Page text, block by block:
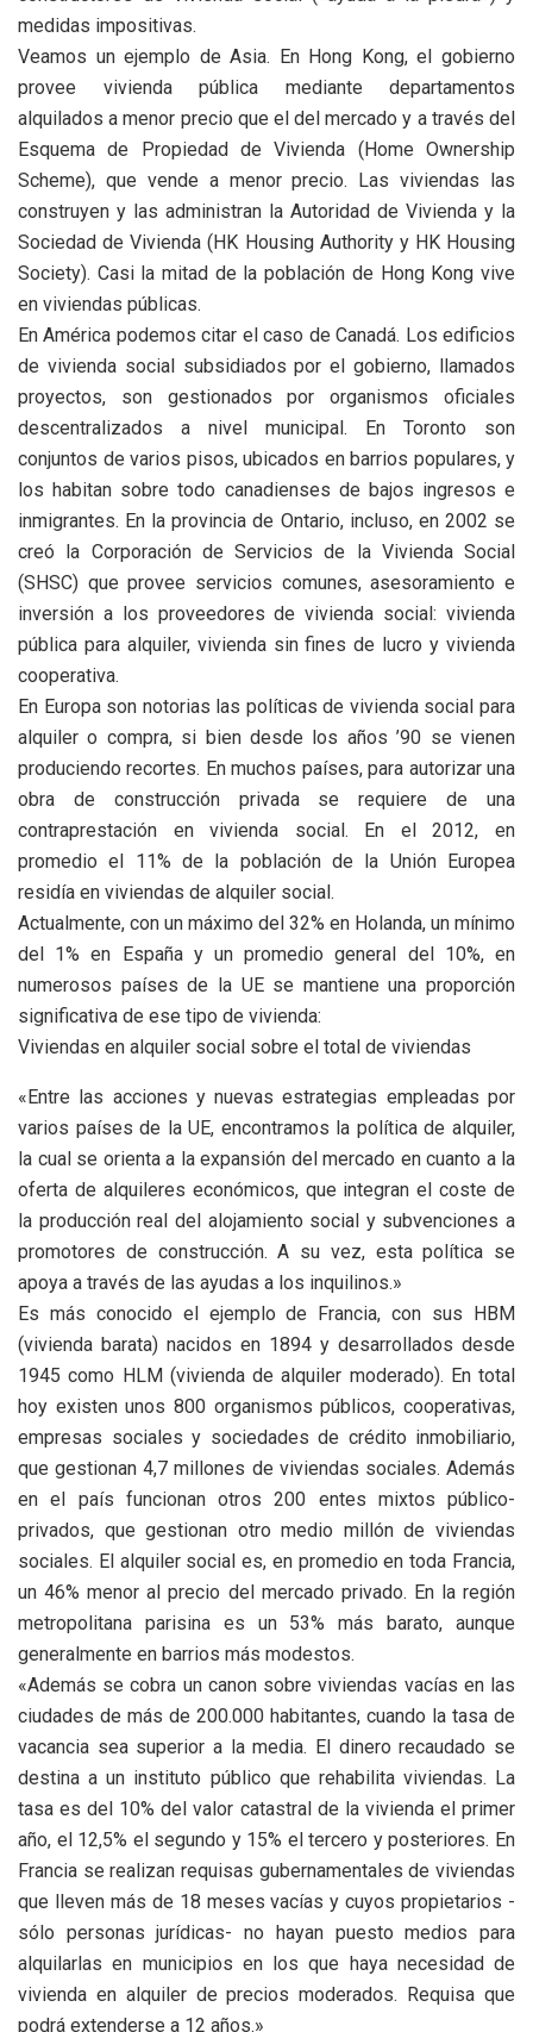
medidas impositivas.
Veamos un ejemplo de Asia. En Hong Kong, el gobierno
provee vivienda pública mediante departamentos
alquilados a menor precio que el del mercado y a través del
Esquema de Propiedad de Vivienda (Home Ownership
Scheme), que vende a menor precio. Las viviendas las
construyen y las administran la Autoridad de Vivienda y la
Sociedad de Vivienda (HK Housing Authority y HK Housing
Society). Casi la mitad de la población de Hong Kong vive
en viviendas públicas.
En América podemos citar el caso de Canadá. Los edificios
de vivienda social subsidiados por el gobierno, llamados
proyectos, son gestionados por organismos oficiales
descentralizados a nivel municipal. En Toronto son
conjuntos de varios pisos, ubicados en barrios populares, y
los habitan sobre todo canadienses de bajos ingresos e
inmigrantes. En la provincia de Ontario, incluso, en 2002 se
creó la Corporación de Servicios de la Vivienda Social
(SHSC) que provee servicios comunes, asesoramiento e
inversión a los proveedores de vivienda social: vivienda
pública para alquiler, vivienda sin fines de lucro y vivienda
cooperativa.
En Europa son notorias las políticas de vivienda social para
alquiler o compra, si bien desde los años ’90 se vienen
produciendo recortes. En muchos países, para autorizar una
obra de construcción privada se requiere de una
contraprestación en vivienda social. En el 2012, en
promedio el 11% de la población de la Unión Europea
residía en viviendas de alquiler social.
Actualmente, con un máximo del 32% en Holanda, un mínimo
del 1% en España y un promedio general del 10%, en
numerosos países de la UE se mantiene una proporción
significativa de ese tipo de vivienda:
Viviendas en alquiler social sobre el total de viviendas
«Entre las acciones y nuevas estrategias empleadas por
varios países de la UE, encontramos la política de alquiler,
la cual se orienta a la expansión del mercado en cuanto a la
oferta de alquileres económicos, que integran el coste de
la producción real del alojamiento social y subvenciones a
promotores de construcción. A su vez, esta política se
apoya a través de las ayudas a los inquilinos.»
Es más conocido el ejemplo de Francia, con sus HBM
(vivienda barata) nacidos en 1894 y desarrollados desde
1945 como HLM (vivienda de alquiler moderado). En total
hoy existen unos 800 organismos públicos, cooperativas,
empresas sociales y sociedades de crédito inmobiliario,
que gestionan 4,7 millones de viviendas sociales. Además
en el país funcionan otros 200 entes mixtos público-
privados, que gestionan otro medio millón de viviendas
sociales. El alquiler social es, en promedio en toda Francia,
un 46% menor al precio del mercado privado. En la región
metropolitana parisina es un 53% más barato, aunque
generalmente en barrios más modestos.
«Además se cobra un canon sobre viviendas vacías en las
ciudades de más de 200.000 habitantes, cuando la tasa de
vacancia sea superior a la media. El dinero recaudado se
destina a un instituto público que rehabilita viviendas. La
tasa es del 10% del valor catastral de la vivienda el primer
año, el 12,5% el segundo y 15% el tercero y posteriores. En
Francia se realizan requisas gubernamentales de viviendas
que lleven más de 18 meses vacías y cuyos propietarios -
sólo personas jurídicas- no hayan puesto medios para
alquilarlas en municipios en los que haya necesidad de
vivienda en alquiler de precios moderados. Requisa que
podrá extenderse a 12 años.»